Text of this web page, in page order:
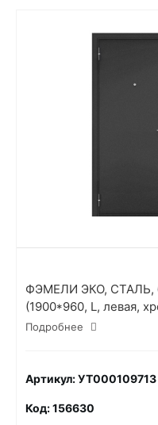
ФЭМЕЛИ ЭКО, СТАЛЬ,
(1900*960, L, левая,
Подробнее
Артикул: УТ000109713
Код: 156630